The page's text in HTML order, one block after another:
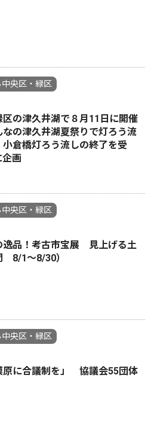
中央区・緑区
区の津久井湖で８月11日に開催
なの津久井湖夏祭りで灯ろう流
倉橋灯ろう流しの終了を受
企画
中央区・緑区
逸品！考古市宝展 見上げる土
8/1〜8/30）
中央区・緑区
原に合議制を」 協議会55団体